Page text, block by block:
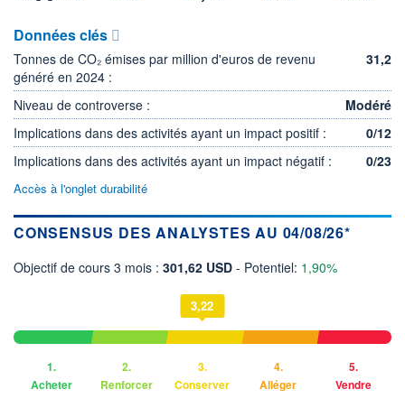
Données clés
Tonnes de CO₂ émises par million d'euros de revenu
généré en 2024 :
31,2
Niveau de controverse :
Modéré
Implications dans des activités ayant un impact positif :
0/12
Implications dans des activités ayant un impact négatif :
0/23
Accès à l'onglet durabilité
CONSENSUS DES ANALYSTES AU 04/08/26*
Objectif de cours 3 mois : 301,62 USD - Potentiel: 1,90%
1.
Acheter
2.
Renforcer
3,22
3.
Conserver
4.
Alléger
5.
Vendre